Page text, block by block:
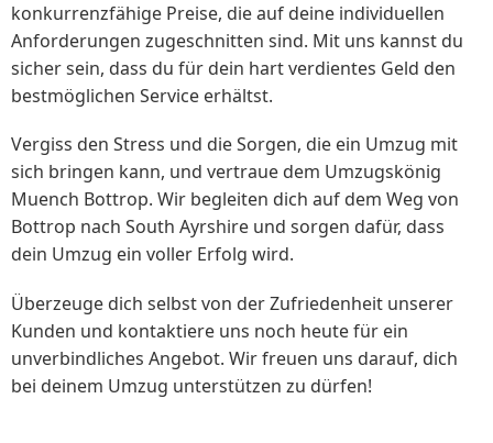
konkurrenzfähige Preise, die auf deine individuellen
Anforderungen zugeschnitten sind. Mit uns kannst du
sicher sein, dass du für dein hart verdientes Geld den
bestmöglichen Service erhältst.
Vergiss den Stress und die Sorgen, die ein Umzug mit
sich bringen kann, und vertraue dem Umzugskönig
Muench Bottrop. Wir begleiten dich auf dem Weg von
Bottrop nach South Ayrshire und sorgen dafür, dass
dein Umzug ein voller Erfolg wird.
Überzeuge dich selbst von der Zufriedenheit unserer
Kunden und kontaktiere uns noch heute für ein
unverbindliches Angebot. Wir freuen uns darauf, dich
bei deinem Umzug unterstützen zu dürfen!